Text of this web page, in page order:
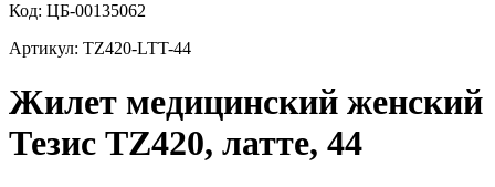
Код: ЦБ-00135062
Артикул: TZ420-LTT-44
Жилет медицинский женский
Тезис TZ420, латте, 44